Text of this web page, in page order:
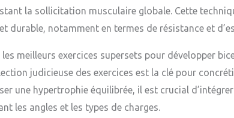
la sollicitation musculaire globale. Cette
durable, notamment en termes de résistance et
les meilleurs exercices supersets pour développer
judicieuse des exercices est la clé pour
une hypertrophie équilibrée, il est crucial
les angles et les types de charges.